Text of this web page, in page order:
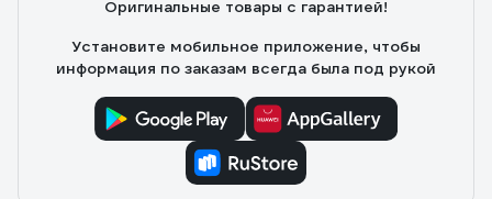
Оригинальные товары с гарантией!
Установите мобильное приложение, чтобы
информация по заказам всегда была под рукой